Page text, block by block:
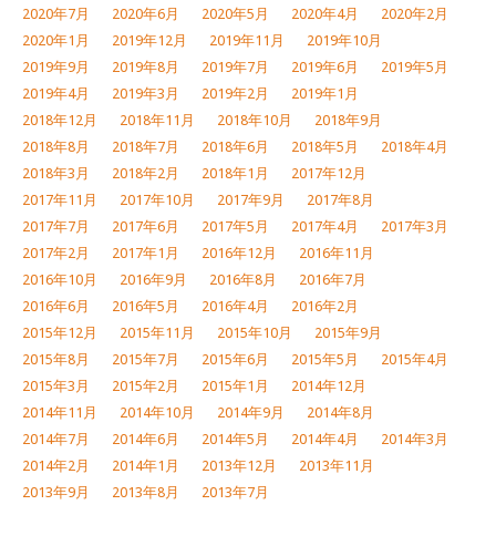
2020年7月
2020年6月 2020年5月 2020年4月
2020年2月
2020年1月
2019年12月 2019年11月
2019年10月
2019年9月
2019年8月 2019年7月 2019年6月
2019年5月
2019年4月
2019年3月 2019年2月
2019年1月
2018年12月
2018年11月 2018年10月
2018年9月
2018年8月
2018年7月 2018年6月 2018年5月
2018年4月
2018年3月
2018年2月 2018年1月
2017年12月
2017年11月
2017年10月 2017年9月
2017年8月
2017年7月
2017年6月 2017年5月 2017年4月
2017年3月
2017年2月
2017年1月 2016年12月
2016年11月
2016年10月
2016年9月 2016年8月
2016年7月
2016年6月
2016年5月 2016年4月
2016年2月
2015年12月
2015年11月 2015年10月
2015年9月
2015年8月
2015年7月 2015年6月 2015年5月
2015年4月
2015年3月
2015年2月 2015年1月
2014年12月
2014年11月
2014年10月 2014年9月
2014年8月
2014年7月
2014年6月 2014年5月 2014年4月
2014年3月
2014年2月
2014年1月 2013年12月
2013年11月
2013年9月
2013年8月 2013年7月